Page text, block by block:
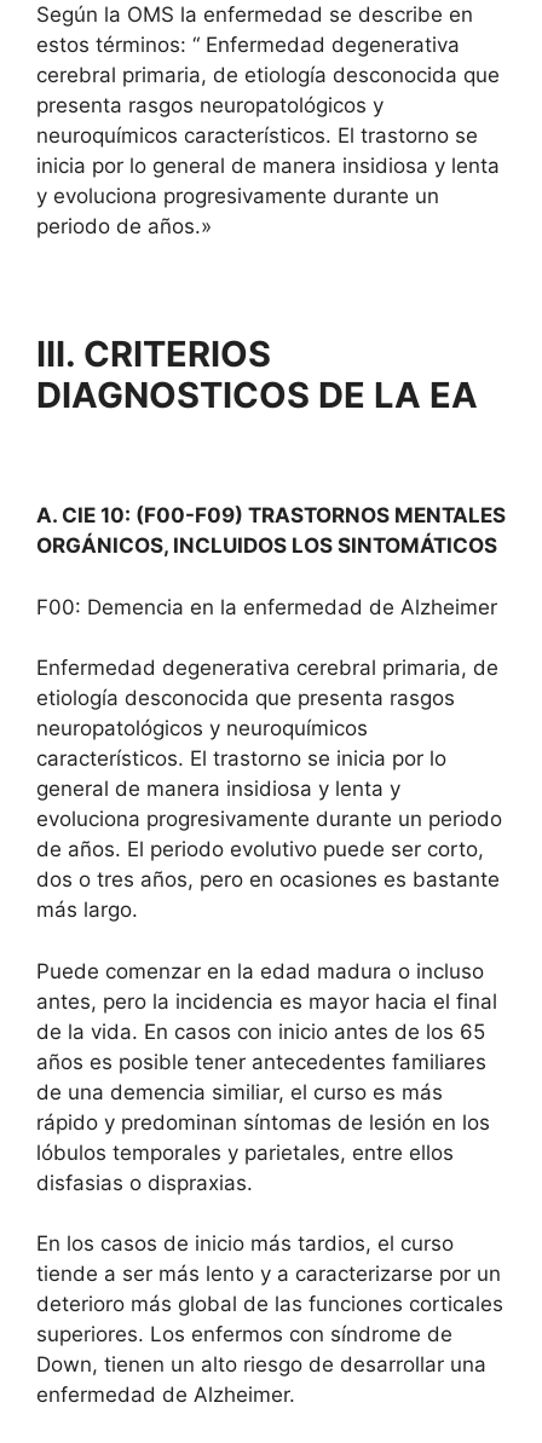
Según la OMS la enfermedad se describe en
estos términos: “ Enfermedad degenerativa
cerebral primaria, de etiología desconocida que
presenta rasgos neuropatológicos y
neuroquímicos característicos. El trastorno se
inicia por lo general de manera insidiosa y lenta
y evoluciona progresivamente durante un
periodo de años.»
III. CRITERIOS
DIAGNOSTICOS DE LA EA
A. CIE 10: (F00-F09) TRASTORNOS MENTALES
ORGÁNICOS, INCLUIDOS LOS SINTOMÁTICOS
F00: Demencia en la enfermedad de Alzheimer
Enfermedad degenerativa cerebral primaria, de
etiología desconocida que presenta rasgos
neuropatológicos y neuroquímicos
característicos. El trastorno se inicia por lo
general de manera insidiosa y lenta y
evoluciona progresivamente durante un periodo
de años. El periodo evolutivo puede ser corto,
dos o tres años, pero en ocasiones es bastante
más largo.
Puede comenzar en la edad madura o incluso
antes, pero la incidencia es mayor hacia el final
de la vida. En casos con inicio antes de los 65
años es posible tener antecedentes familiares
de una demencia similiar, el curso es más
rápido y predominan síntomas de lesión en los
lóbulos temporales y parietales, entre ellos
disfasias o dispraxias.
En los casos de inicio más tardios, el curso
tiende a ser más lento y a caracterizarse por un
deterioro más global de las funciones corticales
superiores. Los enfermos con síndrome de
Down, tienen un alto riesgo de desarrollar una
enfermedad de Alzheimer.